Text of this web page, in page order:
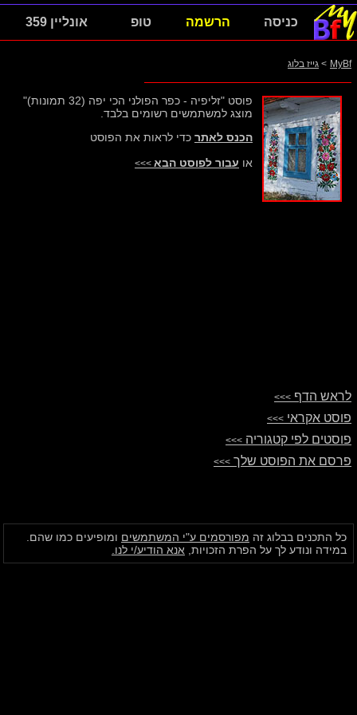
כניסה הרשמה טופ אונליין 359
MyBf
> גייז בלוג
פוסט "זליפיה - כפר הפולני הכי יפה (32 תמונות)"
מוצג למשתמשים רשומים בלבד.
הכנס לאתר כדי לראות את הפוסט
או עבור לפוסט הבא >>>
לראש הדף >>>
פוסט אקראי >>>
פוסטים לפי קטגוריה >>>
פרסם את הפוסט שלך >>>
כל התכנים בבלוג זה מפורסמים ע"י המשתמשים ומופיעים כמו שהם.
במידה ונודע לך על הפרת הזכויות, אנא הודיע/י לנו.